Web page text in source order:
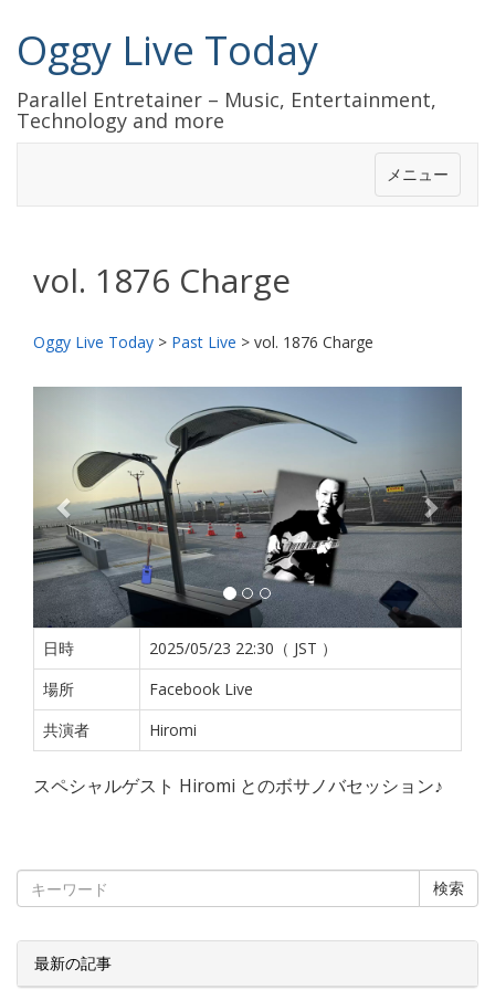
Oggy Live Today
Parallel Entretainer – Music, Entertainment,
Technology and more
メニュー
vol. 1876 Charge
Oggy Live Today > Past Live > vol. 1876 Charge
日時
2025/05/23 22:30（ JST ）
場所
Facebook Live
共演者
Hiromi
スペシャルゲスト Hiromi とのボサノバセッション♪
検索
最新の記事